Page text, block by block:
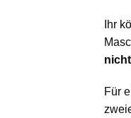
Ihr
nicht
Für